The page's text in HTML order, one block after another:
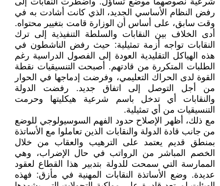
رفض النظام الأساسي الجديد، الذي كانت أشادت به في
وقت سابق، على أساس أن الوزارة قامت بتغيير محتواه.
أدى الخلاف بين النقابات والسلطة التنفيذية إلى ترك
النقابات تواجه أزمة تمثيلية: حيث رفض الناشطون في
هذه الهياكل التقليدية العودة إلى الفصول الدراسية رغم
الطلبات المتكررة من قادتهم. أصبحت التنسيقيات نقطة
القوة لدى الحراك التعليمي، وفرضت إدماجها في الحوار
من أجل التوصل إلى اتفاق جديد. رفضت الدولة
والنقابات أي تدخل باسم شرعية هيكليتها وحرمت
التنسيقيات من أي تمثيلية.
مع ذلك، أظهر الإصلاح حدود الفهم السوسيولوجي للوضع
من جانب قادة الدولة والنقابات الذين تعاملوا مع الأساتذة
بمنطق قديم يعتمد على الترهيب والعقاب من خلال
الخصم المباشر من الرواتب في حال الإضراب، وهي
الممارسة التي سمحت للدولة بتدبير هذا القطاع لعقود
عديدة. وضع الأساتذة النقابات المهنية في مأزق: فهذه